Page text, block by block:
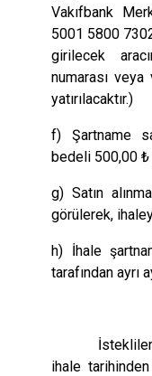
Vakıfbank
5001 5800
girilecek
numarası
yatırılacaktır.)
f) Şartname
bedeli 500,00 ₺
g) Satın
görülerek,
h) İhale
tarafından ayrı
İstekliler
ihale